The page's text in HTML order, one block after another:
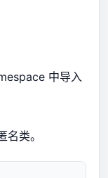
中导入
类。